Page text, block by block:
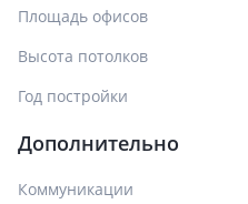
Площадь офисов
Высота потолков
Год постройки
Дополнительно
Коммуникации